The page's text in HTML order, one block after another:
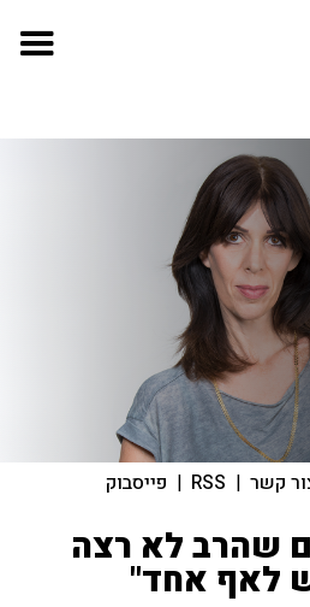
קשר |
RSS
| פייסבוק
שהרב לא רצה
לאף אחד"